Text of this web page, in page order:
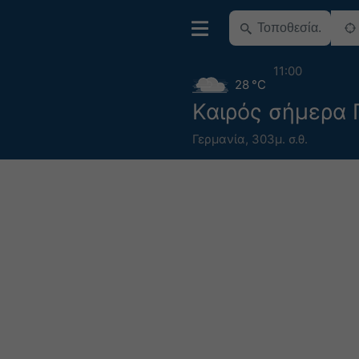
Καιρός σήμερα
Γερμανία, 303μ. σ.θ.
28 °C
11:00